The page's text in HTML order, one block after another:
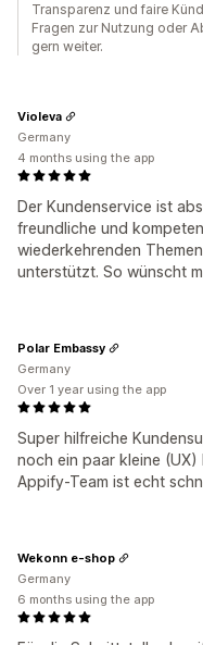
Transparenz und faire
Fragen zur Nutzung oder
gern weiter.
Der Kundenservice ist
freundliche und
wiederkehrenden
unterstützt. So wünscht
Violeva
Germany
4 months using the app
Super hilfreiche
noch ein paar kleine
Appify-Team ist echt
Polar Embassy
Germany
Over 1 year using the app
Wekonn e-shop
Germany
6 months using the app